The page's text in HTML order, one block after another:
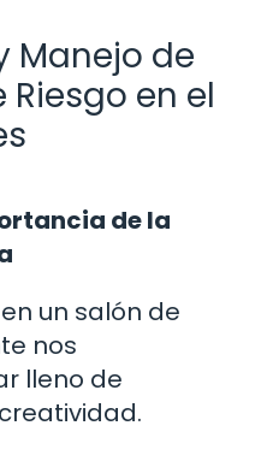
Manejo de
en el
de la
un salón de
nos
lleno de